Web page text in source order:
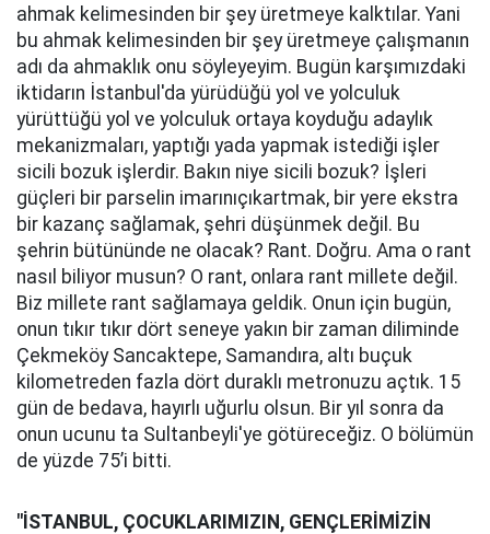
ahmak kelimesinden bir şey üretmeye kalktılar. Yani
bu ahmak kelimesinden bir şey üretmeye çalışmanın
adı da ahmaklık onu söyleyeyim. Bugün karşımızdaki
iktidarın İstanbul'da yürüdüğü yol ve yolculuk
yürüttüğü yol ve yolculuk ortaya koyduğu adaylık
mekanizmaları, yaptığı yada yapmak istediği işler
sicili bozuk işlerdir. Bakın niye sicili bozuk? İşleri
güçleri bir parselin imarınıçıkartmak, bir yere ekstra
bir kazanç sağlamak, şehri düşünmek değil. Bu
şehrin bütününde ne olacak? Rant. Doğru. Ama o rant
nasıl biliyor musun? O rant, onlara rant millete değil.
Biz millete rant sağlamaya geldik. Onun için bugün,
onun tıkır tıkır dört seneye yakın bir zaman diliminde
Çekmeköy Sancaktepe, Samandıra, altı buçuk
kilometreden fazla dört duraklı metronuzu açtık. 15
gün de bedava, hayırlı uğurlu olsun. Bir yıl sonra da
onun ucunu ta Sultanbeyli'ye götüreceğiz. O bölümün
de yüzde 75’i bitti.
"İSTANBUL, ÇOCUKLARIMIZIN, GENÇLERİMİZİN